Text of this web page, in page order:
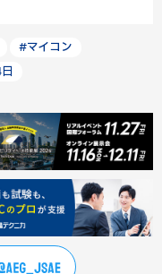
#マイコン